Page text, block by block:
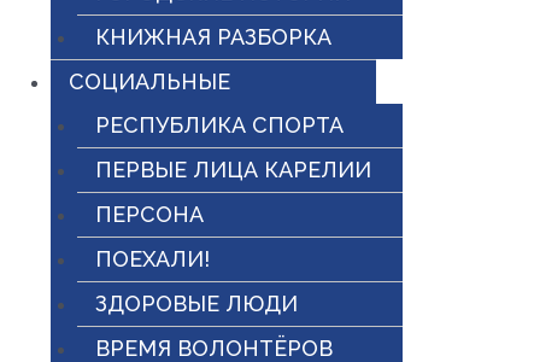
КНИЖНАЯ РАЗБОРКА
СОЦИАЛЬНЫЕ
РЕСПУБЛИКА СПОРТА
ПЕРВЫЕ ЛИЦА КАРЕЛИИ
ПЕРСОНА
ПОЕХАЛИ!
ЗДОРОВЫЕ ЛЮДИ
ВРЕМЯ ВОЛОНТЁРОВ